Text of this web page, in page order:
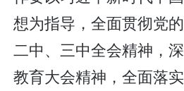
想为指导，全面贯彻党
二中、三中全会精神，
教育大会精神，全面落